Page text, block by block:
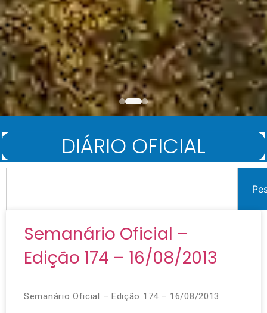
DIÁRIO OFICIAL
Início Diário Oficial
Semanário Oficial –
Edição 174 – 16/08/2013
Semanário Oficial – Edição 174 – 16/08/2013